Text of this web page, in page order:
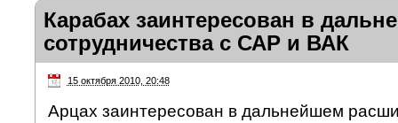
Карабах заинтересован в
сотрудничества с САР и ВАК
15 октября 2010, 20:48
Арцах заинтересован в дальнейшем